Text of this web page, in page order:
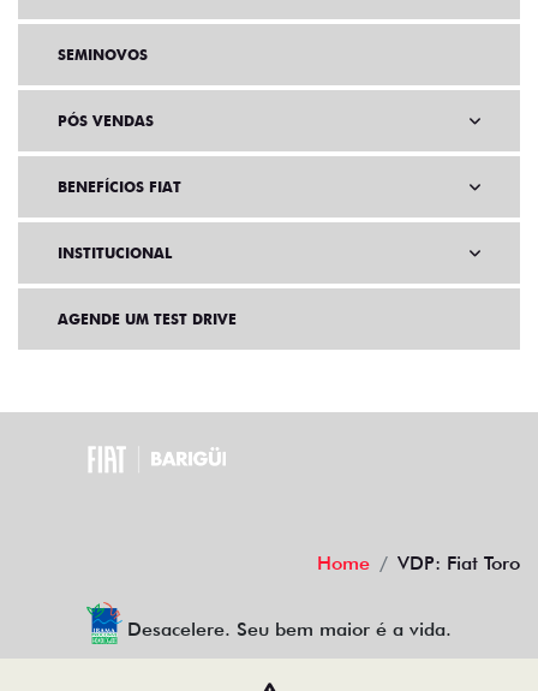
SEMINOVOS
PÓS VENDAS
BENEFÍCIOS FIAT
INSTITUCIONAL
AGENDE UM TEST DRIVE
Home VDP: Fiat Toro
Desacelere. Seu bem maior é a vida.